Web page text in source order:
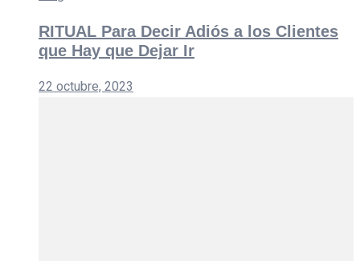
RITUAL Para Decir Adiós a los Clientes
que Hay que Dejar Ir
22 octubre, 2023